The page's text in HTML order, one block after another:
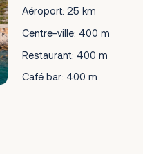
Aéroport: 25 km
Centre-ville: 400 m
Restaurant: 400 m
Café bar: 400 m